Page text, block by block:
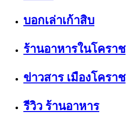
บอกเล่าเก้าสิบ
ร้านอาหารในโคราช
ข่าวสาร เมืองโคราช
รีวิว ร้านอาหาร